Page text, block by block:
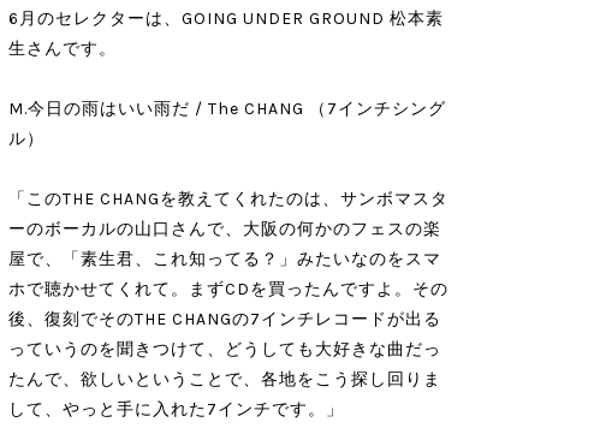
6月のセレクターは、GOING UNDER GROUND 松本素
生さんです。
M.今日の雨はいい雨だ / The CHANG （7インチシング
ル）
「このTHE CHANGを教えてくれたのは、サンボマスタ
ーのボーカルの山口さんで、大阪の何かのフェスの楽
屋で、「素生君、これ知ってる？」みたいなのをスマ
ホで聴かせてくれて。まずCDを買ったんですよ。その
後、復刻でそのTHE CHANGの7インチレコードが出る
っていうのを聞きつけて、どうしても大好きな曲だっ
たんで、欲しいということで、各地をこう探し回りま
して、やっと手に入れた7インチです。」